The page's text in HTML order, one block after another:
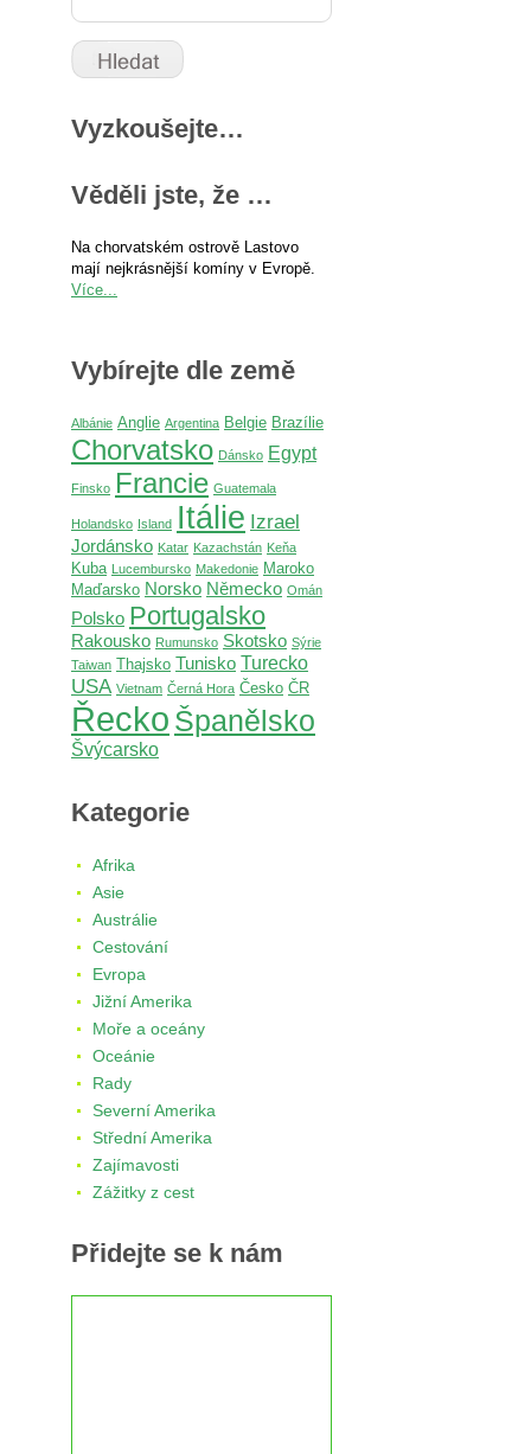
Vyzkoušejte…
Věděli jste, že …
Na chorvatském ostrově Lastovo
mají nejkrásnější komíny v Evropě.
Více...
Vybírejte dle země
Albánie Anglie Argentina Belgie Brazílie
Chorvatsko Dánsko Egypt
Finsko Francie Guatemala
Holandsko Island Itálie Izrael
Jordánsko Katar Kazachstán Keňa
Kuba Lucembursko Makedonie Maroko
Maďarsko Norsko Německo Omán
Polsko Portugalsko
Rakousko Rumunsko Skotsko Sýrie
Taiwan Thajsko Tunisko Turecko
USA Vietnam Černá Hora Česko ČR
Řecko Španělsko
Švýcarsko
Kategorie
Afrika
Asie
Austrálie
Cestování
Evropa
Jižní Amerika
Moře a oceány
Oceánie
Rady
Severní Amerika
Střední Amerika
Zajímavosti
Zážitky z cest
Přidejte se k nám